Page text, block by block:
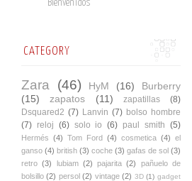
Bienvenidos
CATEGORY
Zara (46) HyM (16)
Burberry
(15)
zapatos (11) zapatillas
(8)
Dsquared2 (7) Lanvin (7) bolso hombre
(7) reloj (6) solo io (6) paul smith (5)
Hermés (4) Tom Ford (4) cosmetica (4) el
ganso (4) british (3) coche (3) gafas de sol (3)
retro (3) lubiam (2) pajarita (2)
pañuelo de
bolsillo (2) persol (2) vintage (2) 3D (1) gadget